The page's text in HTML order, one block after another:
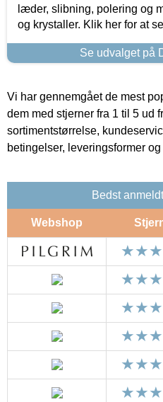
læder, slibning, polering og
og krystaller. Klik her for at
Se udvalget på
Vi har gennemgået de mest
dem med stjerner fra 1 til 5 ud
sortimentstørrelse,
betingelser, leveringsformer
Bedst
Webshop